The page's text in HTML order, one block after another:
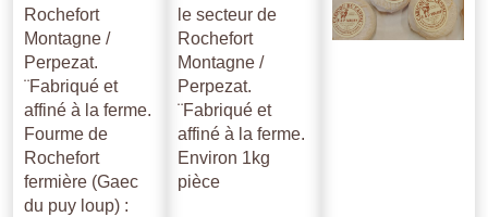
Rochefort
Montagne /
Perpezat.
¨Fabriqué et
affiné à la ferme.
Fourme de
Rochefort
fermière (Gaec
du puy loup) :
le secteur de
Rochefort
Montagne /
Perpezat.
¨Fabriqué et
affiné à la ferme.
Environ 1kg
pièce